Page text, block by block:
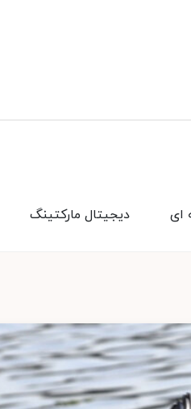
دیجیتال مارکتینگ ای